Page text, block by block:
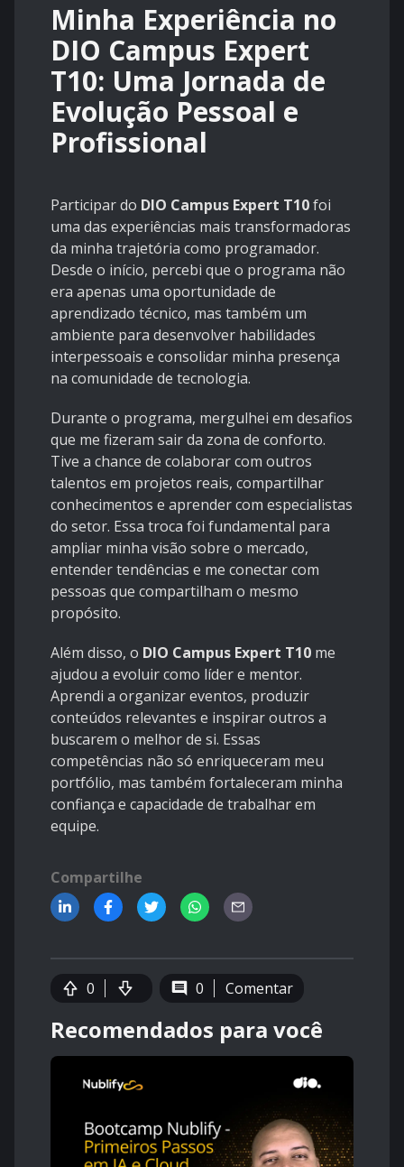
Minha Experiência no
DIO Campus Expert
T10: Uma Jornada de
Evolução Pessoal e
Profissional
Participar do DIO Campus Expert T10foi
uma das experiências mais transformadoras
da minha trajetória como programador.
Desde o início, percebi que o programa não
era apenas uma oportunidade de
aprendizado técnico, mas também um
ambiente para desenvolver habilidades
interpessoais e consolidar minha presença
na comunidade de tecnologia.
Durante o programa, mergulhei em desafios
que me fizeram sair da zona de conforto.
Tive a chance de colaborar com outros
talentos em projetos reais, compartilhar
conhecimentos e aprender com especialistas
do setor. Essa troca foi fundamental para
ampliar minha visão sobre o mercado,
entender tendências e me conectar com
pessoas que compartilham o mesmo
propósito.
Além disso, o DIO Campus Expert T10 me
ajudou a evoluir como líder e mentor.
Aprendi a organizar eventos, produzir
conteúdos relevantes e inspirar outros a
buscarem o melhor de si. Essas
competências não só enriqueceram meu
portfólio, mas também fortaleceram minha
confiança e capacidade de trabalhar em
equipe.
Compartilhe
0 0 Comentar
Recomendados para você